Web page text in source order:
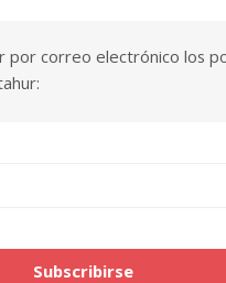
por correo electrónico los